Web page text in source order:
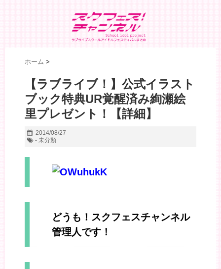
ホーム >
【ラブライブ！】公式イラスト
ブック特典UR覚醒済み絢瀬絵
里プレゼント！【詳細】
2014/08/27
- 未分類
どうも！スクフェスチャンネル
管理人です！